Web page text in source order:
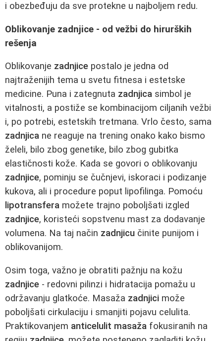
i obezbeđuju da sve protekne u najboljem redu.
Oblikovanje zadnjice - od vežbi do hirurških
rešenja
Oblikovanje zadnjice postalo je jedna od
najtraženijih tema u svetu fitnesa i estetske
medicine. Puna i zategnuta zadnjica simbol je
vitalnosti, a postiže se kombinacijom ciljanih vežbi
i, po potrebi, estetskih tretmana. Vrlo često, sama
zadnjica ne reaguje na trening onako kako bismo
želeli, bilo zbog genetike, bilo zbog gubitka
elastičnosti kože. Kada se govori o oblikovanju
zadnjice, pominju se čučnjevi, iskoraci i podizanje
kukova, ali i procedure poput lipofilinga. Pomoću
lipotransfera možete trajno poboljšati izgled
zadnjice, koristeći sopstvenu mast za dodavanje
volumena. Na taj način zadnjicu činite punijom i
oblikovanijom.
Osim toga, važno je obratiti pažnju na kožu
zadnjice - redovni pilinzi i hidratacija pomažu u
održavanju glatkoće. Masaža zadnjici može
poboljšati cirkulaciju i smanjiti pojavu celulita.
Praktikovanjem anticelulit masaža fokusiranih na